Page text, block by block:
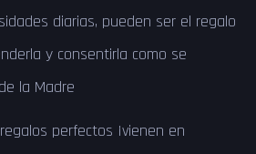
diarias, pueden ser el regalo
y consentirla como se
la Madre
perfectos ¡vienen en